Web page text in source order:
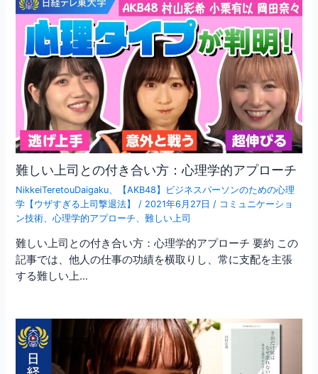
k
シ
ョ
ン
難しい上司との付き合い方：心理学的アプローチ
NikkeiTeretouDaigaku
【AKB48】ビジネスパーソンのための心理
学【ウザすぎる上司撃退法】
/ 2021年6月27日 / コミュニケーショ
ン技術 、心理学的アプローチ 、難しい上司
難しい上司との付き合い方：心理学的アプローチ 要約 この
記事では、他人の仕事の功績を横取りし、常に支配を主張
する難しい上…